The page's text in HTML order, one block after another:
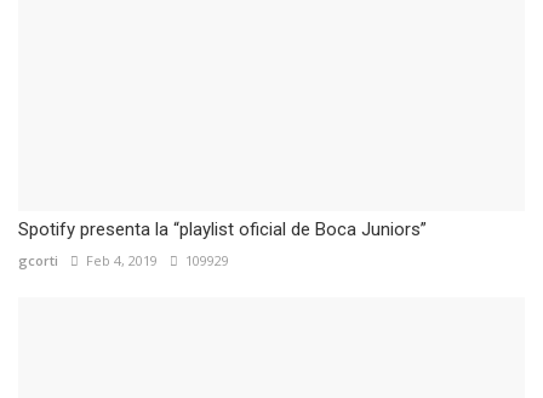
Spotify presenta la “playlist oficial de Boca Juniors”
gcorti Feb 4, 2019 109929